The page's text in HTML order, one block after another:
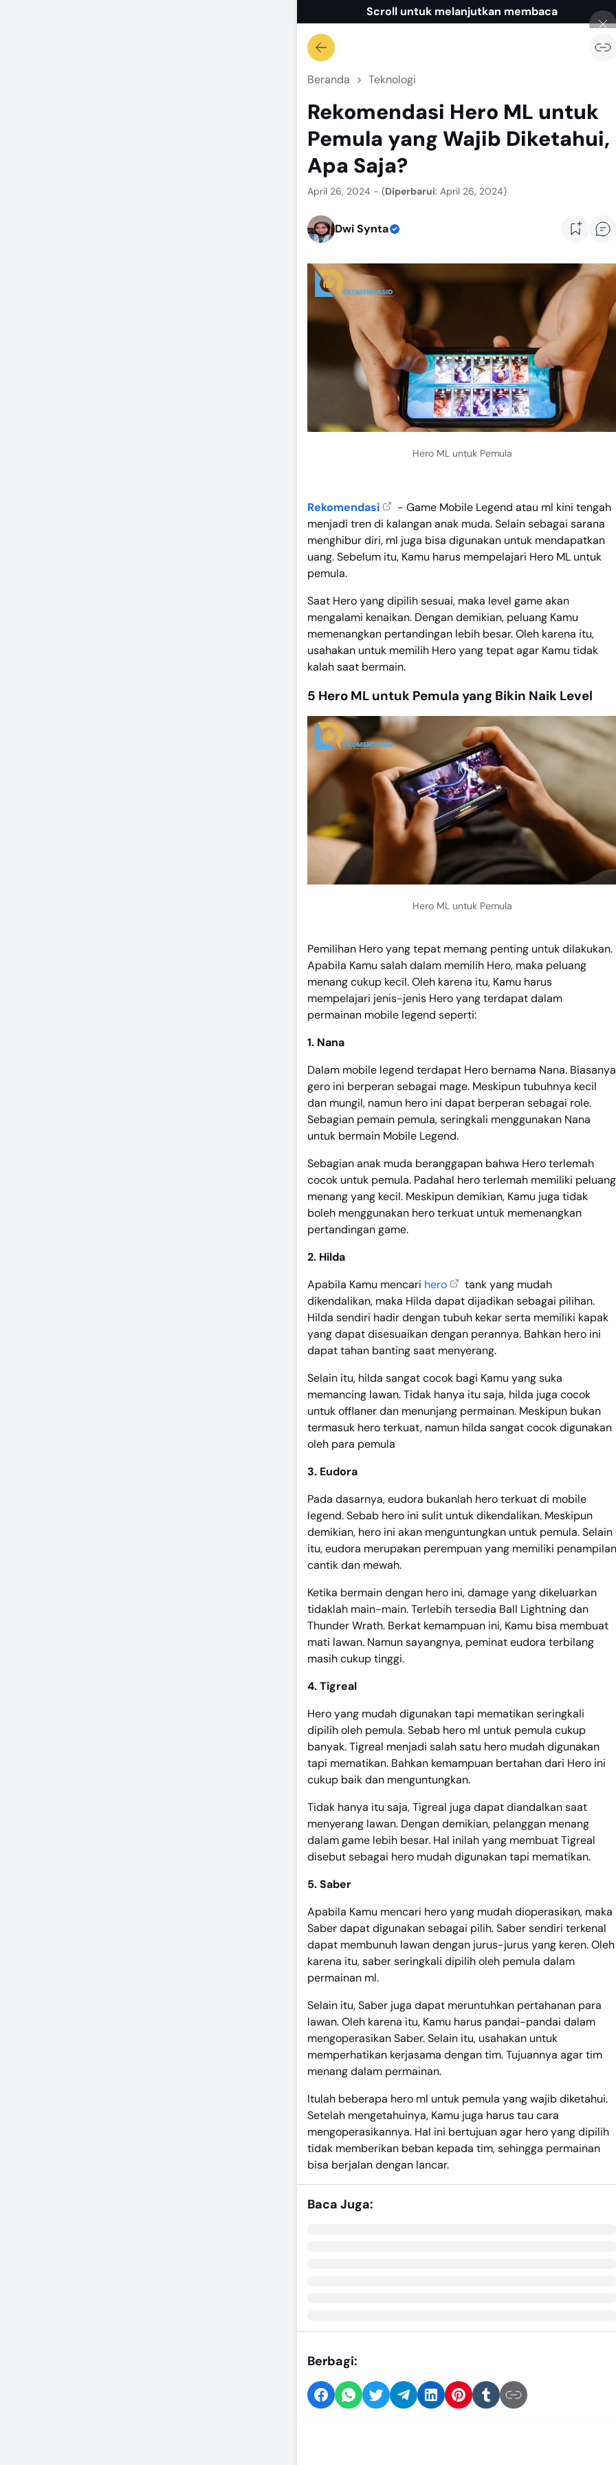
Scroll untuk melanjutkan membaca
Beranda Teknologi
Rekomendasi Hero ML untuk
Pemula yang Wajib Diketahui,
Apa Saja?
April 26, 2024 - (Diperbarui: April 26, 2024)
Dwi Synta
Hero ML untuk Pemula
Rekomendasi
- Game Mobile Legend atau ml kini tengah
menjadi tren di kalangan anak muda. Selain sebagai sarana
menghibur diri, ml juga bisa digunakan untuk mendapatkan
uang. Sebelum itu, Kamu harus mempelajari Hero ML untuk
pemula.
Saat Hero yang dipilih sesuai, maka level game akan
mengalami kenaikan. Dengan demikian, peluang Kamu
memenangkan pertandingan lebih besar. Oleh karena itu,
usahakan untuk memilih Hero yang tepat agar Kamu tidak
kalah saat bermain.
5 Hero ML untuk Pemula yang Bikin Naik Level
Hero ML untuk Pemula
Pemilihan Hero yang tepat memang penting untuk dilakukan.
Apabila Kamu salah dalam memilih Hero, maka peluang
menang cukup kecil. Oleh karena itu, Kamu harus
mempelajari jenis-jenis Hero yang terdapat dalam
permainan mobile legend seperti:
1. Nana
Dalam mobile legend terdapat Hero bernama Nana. Biasanya
gero ini berperan sebagai mage. Meskipun tubuhnya kecil
dan mungil, namun hero ini dapat berperan sebagai role.
Sebagian pemain pemula, seringkali menggunakan Nana
untuk bermain Mobile Legend.
Sebagian anak muda beranggapan bahwa Hero terlemah
cocok untuk pemula. Padahal hero terlemah memiliki peluang
menang yang kecil. Meskipun demikian, Kamu juga tidak
boleh menggunakan hero terkuat untuk memenangkan
pertandingan game.
2. Hilda
Apabila Kamu mencari hero
tank yang mudah
dikendalikan, maka Hilda dapat dijadikan sebagai pilihan.
Hilda sendiri hadir dengan tubuh kekar serta memiliki kapak
yang dapat disesuaikan dengan perannya. Bahkan hero ini
dapat tahan banting saat menyerang.
Selain itu, hilda sangat cocok bagi Kamu yang suka
memancing lawan. Tidak hanya itu saja, hilda juga cocok
untuk offlaner dan menunjang permainan. Meskipun bukan
termasuk hero terkuat, namun hilda sangat cocok digunakan
oleh para pemula
3. Eudora
Pada dasarnya, eudora bukanlah hero terkuat di mobile
legend. Sebab hero ini sulit untuk dikendalikan. Meskipun
demikian, hero ini akan menguntungkan untuk pemula. Selain
itu, eudora merupakan perempuan yang memiliki penampilan
cantik dan mewah.
Ketika bermain dengan hero ini, damage yang dikeluarkan
tidaklah main-main. Terlebih tersedia Ball Lightning dan
Thunder Wrath. Berkat kemampuan ini, Kamu bisa membuat
mati lawan. Namun sayangnya, peminat eudora terbilang
masih cukup tinggi.
4. Tigreal
Hero yang mudah digunakan tapi mematikan seringkali
dipilih oleh pemula. Sebab hero ml untuk pemula cukup
banyak. Tigreal menjadi salah satu hero mudah digunakan
tapi mematikan. Bahkan kemampuan bertahan dari Hero ini
cukup baik dan menguntungkan.
Tidak hanya itu saja, Tigreal juga dapat diandalkan saat
menyerang lawan. Dengan demikian, pelanggan menang
dalam game lebih besar. Hal inilah yang membuat Tigreal
disebut sebagai hero mudah digunakan tapi mematikan.
5. Saber
Apabila Kamu mencari hero yang mudah dioperasikan, maka
Saber dapat digunakan sebagai pilih. Saber sendiri terkenal
dapat membunuh lawan dengan jurus-jurus yang keren. Oleh
karena itu, saber seringkali dipilih oleh pemula dalam
permainan ml.
Selain itu, Saber juga dapat meruntuhkan pertahanan para
lawan. Oleh karena itu, Kamu harus pandai-pandai dalam
mengoperasikan Saber. Selain itu, usahakan untuk
memperhatikan kerjasama dengan tim. Tujuannya agar tim
menang dalam permainan.
Itulah beberapa hero ml untuk pemula yang wajib diketahui.
Setelah mengetahuinya, Kamu juga harus tau cara
mengoperasikannya. Hal ini bertujuan agar hero yang dipilih
tidak memberikan beban kepada tim, sehingga permainan
bisa berjalan dengan lancar.
Baca Juga:
Berbagi: